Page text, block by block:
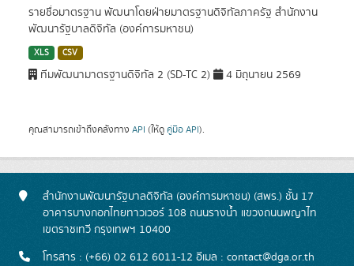
รายชื่อมาตรฐาน พัฒนาโดยฝ่ายมาตรฐานดิจิทัลภาครัฐ สำนักงาน
พัฒนารัฐบาลดิจิทัล (องค์การมหาชน)
XLS CSV
ทีมพัฒนามาตรฐานดิจิทัล 2 (SD-TC 2) 4 มิถุนายน 2569
คุณสามารถเข้าถึงคลังทาง API (ให้ดู คู่มือ API).
สำนักงานพัฒนารัฐบาลดิจิทัล (องค์การมหาชน) (สพร.) ชั้น 17
อาคารบางกอกไทยทาวเวอร์ 108 ถนนรางน้ำ แขวงถนนพญาไท
เขตราชเทวี กรุงเทพฯ 10400
โทรสาร : (+66) 02 612 6011-12 อีเมล : contact@dga.or.th